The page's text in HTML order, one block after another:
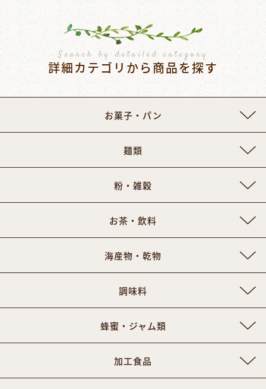
Search by detailed category
詳細カテゴリから商品を探す
お菓子・パン
麺類
粉・雑穀
お茶・飲料
海産物・乾物
調味料
蜂蜜・ジャム類
加工食品